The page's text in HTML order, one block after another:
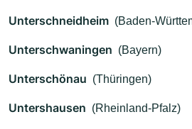
Unterschneidheim (Baden-
Unterschwaningen (Bayern)
Unterschönau (Thüringen)
Untershausen (Rheinland-Pfalz)